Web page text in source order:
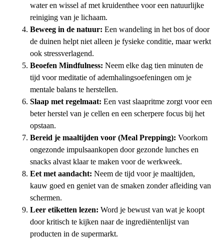
water en wissel af met kruidenthee voor een natuurlijke
reiniging van je lichaam.
Beweeg in de natuur: Een wandeling in het bos of door
de duinen helpt niet alleen je fysieke conditie, maar werkt
ook stressverlagend.
Beoefen Mindfulness: Neem elke dag tien minuten de
tijd voor meditatie of ademhalingsoefeningen om je
mentale balans te herstellen.
Slaap met regelmaat: Een vast slaapritme zorgt voor een
beter herstel van je cellen en een scherpere focus bij het
opstaan.
Bereid je maaltijden voor (Meal Prepping): Voorkom
ongezonde impulsaankopen door gezonde lunches en
snacks alvast klaar te maken voor de werkweek.
Eet met aandacht: Neem de tijd voor je maaltijden,
kauw goed en geniet van de smaken zonder afleiding van
schermen.
Leer etiketten lezen: Word je bewust van wat je koopt
door kritisch te kijken naar de ingrediëntenlijst van
producten in de supermarkt.